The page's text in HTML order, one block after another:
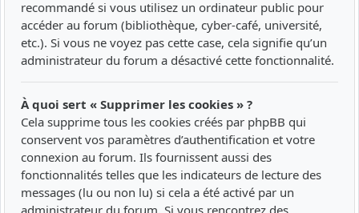
recommandé si vous utilisez un ordinateur public pour
accéder au forum (bibliothèque, cyber-café, université,
etc.). Si vous ne voyez pas cette case, cela signifie qu’un
administrateur du forum a désactivé cette fonctionnalité.
À quoi sert « Supprimer les cookies » ?
Cela supprime tous les cookies créés par phpBB qui
conservent vos paramètres d’authentification et votre
connexion au forum. Ils fournissent aussi des
fonctionnalités telles que les indicateurs de lecture des
messages (lu ou non lu) si cela a été activé par un
administrateur du forum. Si vous rencontrez des